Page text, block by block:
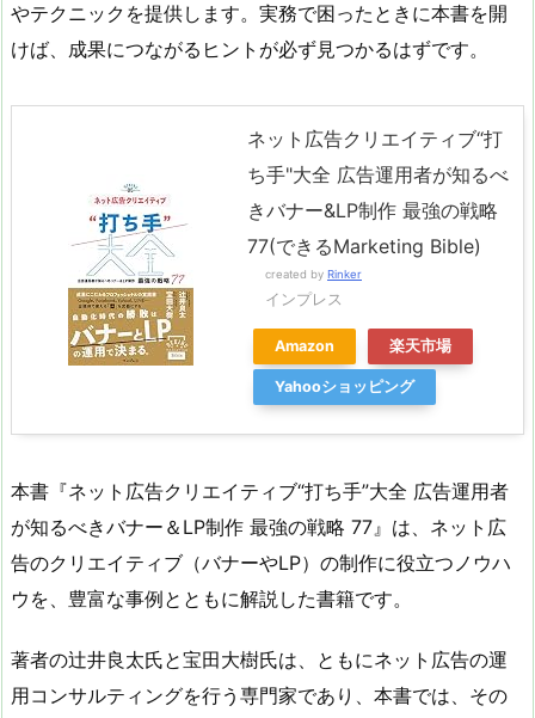
やテクニックを提供します。実務で困ったときに本書を開
けば、成果につながるヒントが必ず見つかるはずです。
ネット広告クリエイティブ“打
ち手"大全 広告運用者が知るべ
きバナー&LP制作 最強の戦略
77(できるMarketing Bible)
created by Rinker
インプレス
Amazon 楽天市場
Yahooショッピング
本書『ネット広告クリエイティブ“打ち手”大全 広告運用者
が知るべきバナー＆LP制作 最強の戦略 77』は、ネット広
告のクリエイティブ（バナーやLP）の制作に役立つノウハ
ウを、豊富な事例とともに解説した書籍です。
著者の辻井良太氏と宝田大樹氏は、ともにネット広告の運
用コンサルティングを行う専門家であり、本書では、その